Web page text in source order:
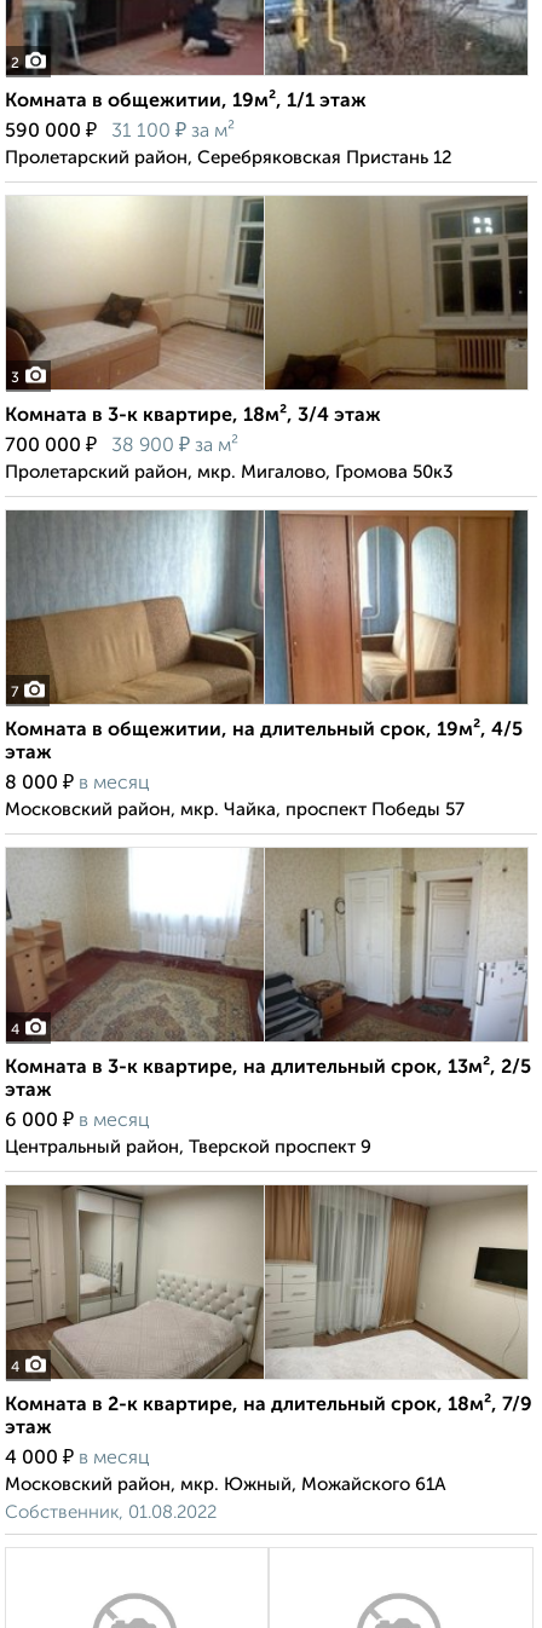
2
Комната в общежитии, 19м², 1/1 этаж
590 000 ₽ 31 100 ₽ за м²
Пролетарский район, Серебряковская Пристань 12
3
Комната в 3-к квартире, 18м², 3/4 этаж
700 000 ₽ 38 900 ₽ за м²
Пролетарский район, мкр. Мигалово, Громова 50к3
7
Комната в общежитии, на длительный срок, 19м², 4/5
этаж
8 000 ₽ в месяц
Московский район, мкр. Чайка, проспект Победы 57
4
Комната в 3-к квартире, на длительный срок, 13м², 2/5
этаж
6 000 ₽ в месяц
Центральный район, Тверской проспект 9
4
Комната в 2-к квартире, на длительный срок, 18м², 7/9
этаж
4 000 ₽ в месяц
Московский район, мкр. Южный, Можайского 61А
Собственник, 01.08.2022